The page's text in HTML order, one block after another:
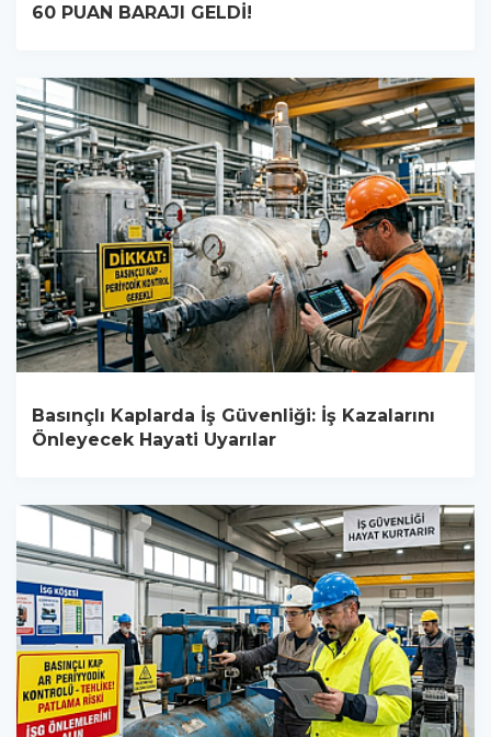
60 PUAN BARAJI GELDİ!
Basınçlı Kaplarda İş Güvenliği: İş Kazalarını
Önleyecek Hayati Uyarılar